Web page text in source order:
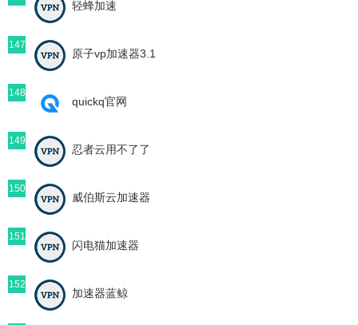
轻蜂加速
147
原子vp加速器3.1
148
quickq官网
149
忍者云用不了了
150
威伯斯云加速器
151
闪电猫加速器
152
加速器蓝鲸